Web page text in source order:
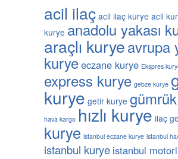
acil ilaç acil ilaç kurye acil
kurye anadolu yakası
araçlı kuryeavrupa
kuryeeczane kurye Ekspres
express kurye gebze kurye
kurye getir kurye
hava kargo hızlı kurye ilaç
kurye istanbul eczane kurye istanbul
istanbul kurye istanbul